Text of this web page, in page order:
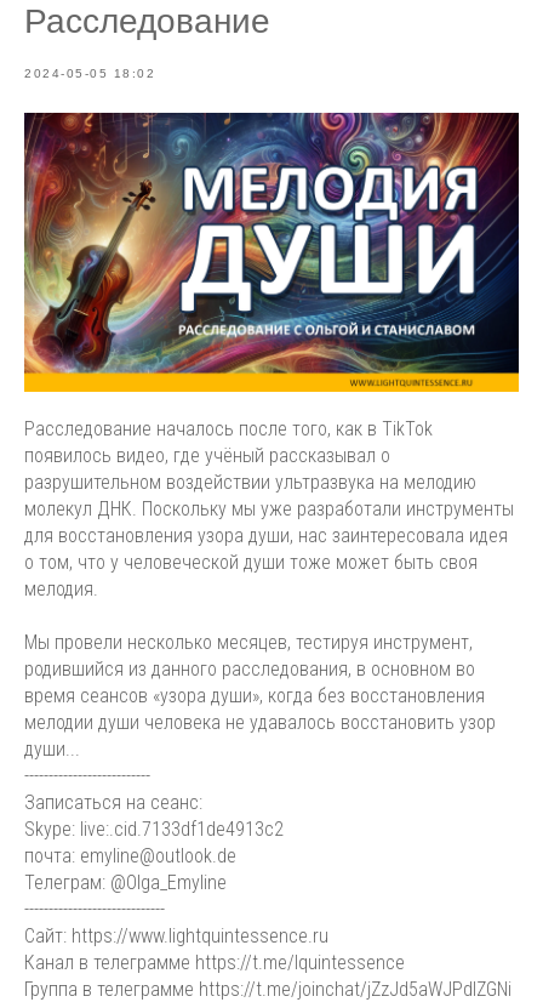
Расследование
2024-05-05 18:02
Расследование началось после того, как в TikTok
появилось видео, где учёный рассказывал о
разрушительном воздействии ультразвука на мелодию
молекул ДНК. Поскольку мы уже разработали инструменты
для восстановления узора души, нас заинтересовала идея
о том, что у человеческой души тоже может быть своя
мелодия.
Мы провели несколько месяцев, тестируя инструмент,
родившийся из данного расследования, в основном во
время сеансов «узора души», когда без восстановления
мелодии души человека не удавалось восстановить узор
души...
--------------------------
Записаться на сеанс:
Skype: live:.cid.7133df1de4913c2
почта: emyline@outlook.de
Телеграм: @Olga_Emyline
-----------------------------
Сайт: https://www.lightquintessence.ru
Канал в телеграмме https://t.me/lquintessence
Группа в телеграмме https://t.me/joinchat/jZzJd5aWJPdlZGNi